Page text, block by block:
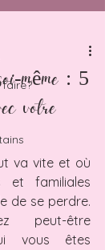
même : 5
votre
va vite et où
et familiales
de se perdre.
peut-être
vous êtes